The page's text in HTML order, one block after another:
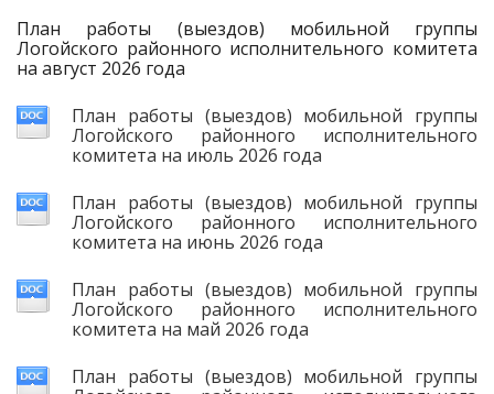
План работы (выездов) мобильной группы
Логойского районного исполнительного комитета
на август 2026 года
План работы (выездов) мобильной группы
Логойского районного исполнительного
комитета на июль 2026 года
План работы (выездов) мобильной группы
Логойского районного исполнительного
комитета на июнь 2026 года
План работы (выездов) мобильной группы
Логойского районного исполнительного
комитета на май 2026 года
План работы (выездов) мобильной группы